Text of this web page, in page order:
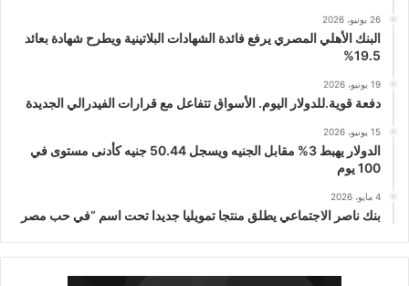
26 يونيو، 2026
البنك الأهلي المصري يرفع فائدة الشهادات البلاتينية ويطرح شهادة بعائد
19.5%
19 يونيو، 2026
دفعة قوية.للدولار اليوم. الأسواق تتفاعل مع قرارات الفيدرالي الجديدة
15 يونيو، 2026
الدولار يهبط 3% مقابل الجنيه ويسجل 50.44 جنيه كأدنى مستوى في
100 يوم
4 مايو، 2026
بنك ناصر الاجتماعي يطلق منتجا تمويليا جديدا تحت اسم “في حب مصر